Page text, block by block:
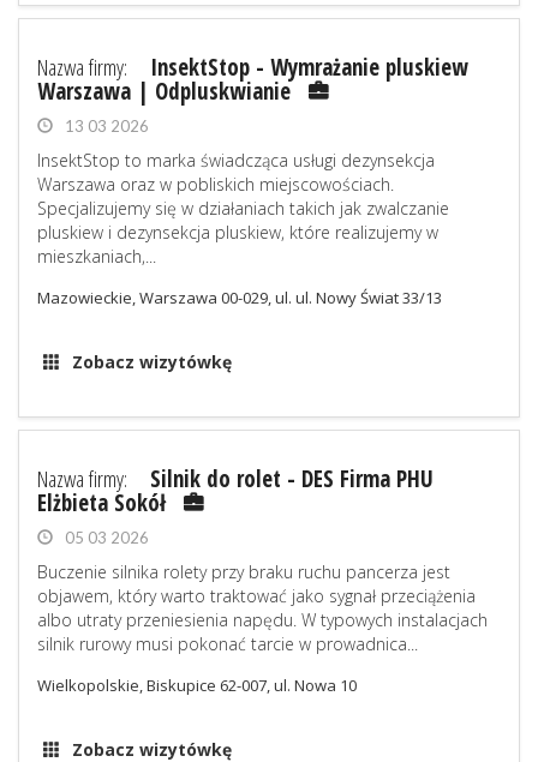
Nazwa firmy: InsektStop - Wymrażanie pluskiew
Warszawa | Odpluskwianie
13 03 2026
InsektStop to marka świadcząca usługi dezynsekcja
Warszawa oraz w pobliskich miejscowościach.
Specjalizujemy się w działaniach takich jak zwalczanie
pluskiew i dezynsekcja pluskiew, które realizujemy w
mieszkaniach,...
Mazowieckie, Warszawa 00-029, ul. ul. Nowy Świat 33/13
Zobacz wizytówkę
Nazwa firmy: Silnik do rolet - DES Firma PHU
Elżbieta Sokół
05 03 2026
Buczenie silnika rolety przy braku ruchu pancerza jest
objawem, który warto traktować jako sygnał przeciążenia
albo utraty przeniesienia napędu. W typowych instalacjach
silnik rurowy musi pokonać tarcie w prowadnica...
Wielkopolskie, Biskupice 62-007, ul. Nowa 10
Zobacz wizytówkę